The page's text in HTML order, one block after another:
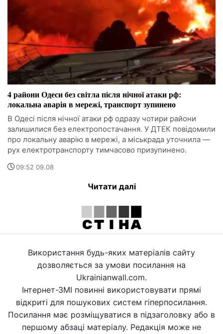
4 райони Одеси без світла після нічної атаки рф:
локальна аварія в мережі, транспорт зупинено
В Одесі після нічної атаки рф одразу чотири райони
залишилися без електропостачання. У ДТЕК повідомили
про локальну аварію в мережі, а міськрада уточнила —
рух електротранспорту тимчасово призупинено.
09:52 09.08
Читати далі
Використання будь-яких матеріалів сайту
дозволяється за умови посилання на
Ukrainianwall.com.
Інтернет-ЗМІ повинні використовувати прямі
відкриті для пошукових систем гіперпосилання.
Посилання має розміщуватися в підзаголовку або в
першому абзаці матеріалу. Редакція може не